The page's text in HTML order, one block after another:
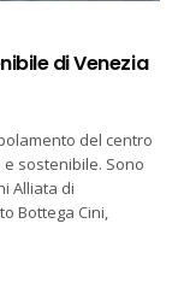
di Venezia
del centro
sostenibile. Sono
Alliata di
Bottega Cini,